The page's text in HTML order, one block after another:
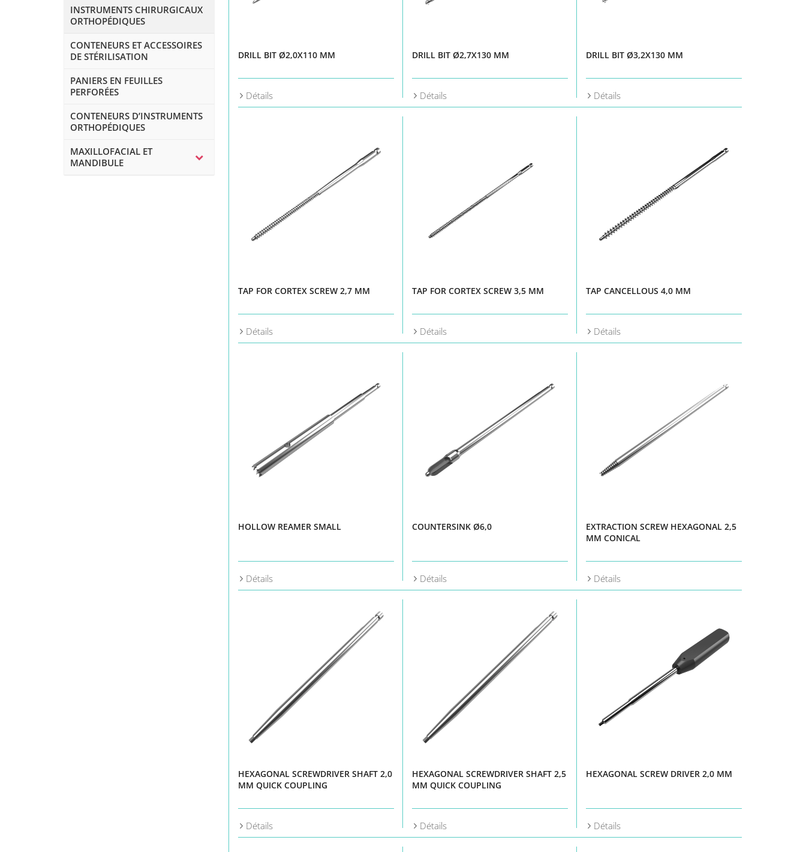
DRILL BIT Ø2,0X110 MM
Détails
DRILL BIT Ø2,7X130 MM
Détails
DRILL BIT Ø3,2X130 MM
Détails
TAP FOR CORTEX SCREW 2,7 MM
Détails
TAP FOR CORTEX SCREW 3,5 MM
Détails
TAP CANCELLOUS 4,0 MM
Détails
HOLLOW REAMER SMALL
Détails
COUNTERSINK Ø6,0
Détails
EXTRACTION SCREW HEXAGONAL 2,5
MM CONICAL
Détails
HEXAGONAL SCREWDRIVER SHAFT 2,0
MM QUICK COUPLING
Détails
HEXAGONAL SCREWDRIVER SHAFT 2,5
MM QUICK COUPLING
Détails
HEXAGONAL SCREW DRIVER 2,0 MM
Détails
INSTRUMENTS CHIRURGICAUX
ORTHOPÉDIQUES
CONTENEURS ET ACCESSOIRES
DE STÉRILISATION
PANIERS EN FEUILLES
PERFORÉES
CONTENEURS D’INSTRUMENTS
ORTHOPÉDIQUES
MAXILLOFACIAL ET
MANDIBULE